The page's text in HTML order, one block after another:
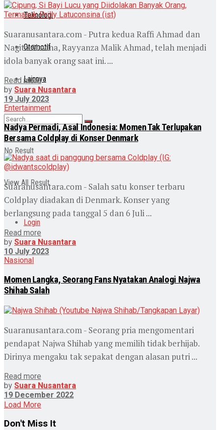
Teknologi
Otomotif
Lainnya
No Result
View All Result
Login
Suaranusantara.com - Putra kedua Raffi Ahmad dan
Nagita Slavina, Rayyanza Malik Ahmad, telah menjadi
idola banyak orang saat ini. ...
Read more
by Suara Nusantara
19 July 2023
Entertainment
Nadya Permadi, Asal Indonesia: Momen Tak Terlupakan
Bersama Coldplay di Konser Denmark
Suaranusantara.com - Salah satu konser terbaru
Coldplay diadakan di Denmark. Konser yang
berlangsung pada tanggal 5 dan 6 Juli ...
Read more
by Suara Nusantara
10 July 2023
Nasional
Momen Langka, Seorang Fans Nyatakan Analogi Najwa
Shihab Salah
Suaranusantara.com - Seorang pria mengomentari
pendapat Najwa Shihab yang memilih tidak berhijab.
Dirinya mengaku tak sepakat dengan alasan putri ...
Read more
by Suara Nusantara
19 December 2022
Load More
Don't Miss It